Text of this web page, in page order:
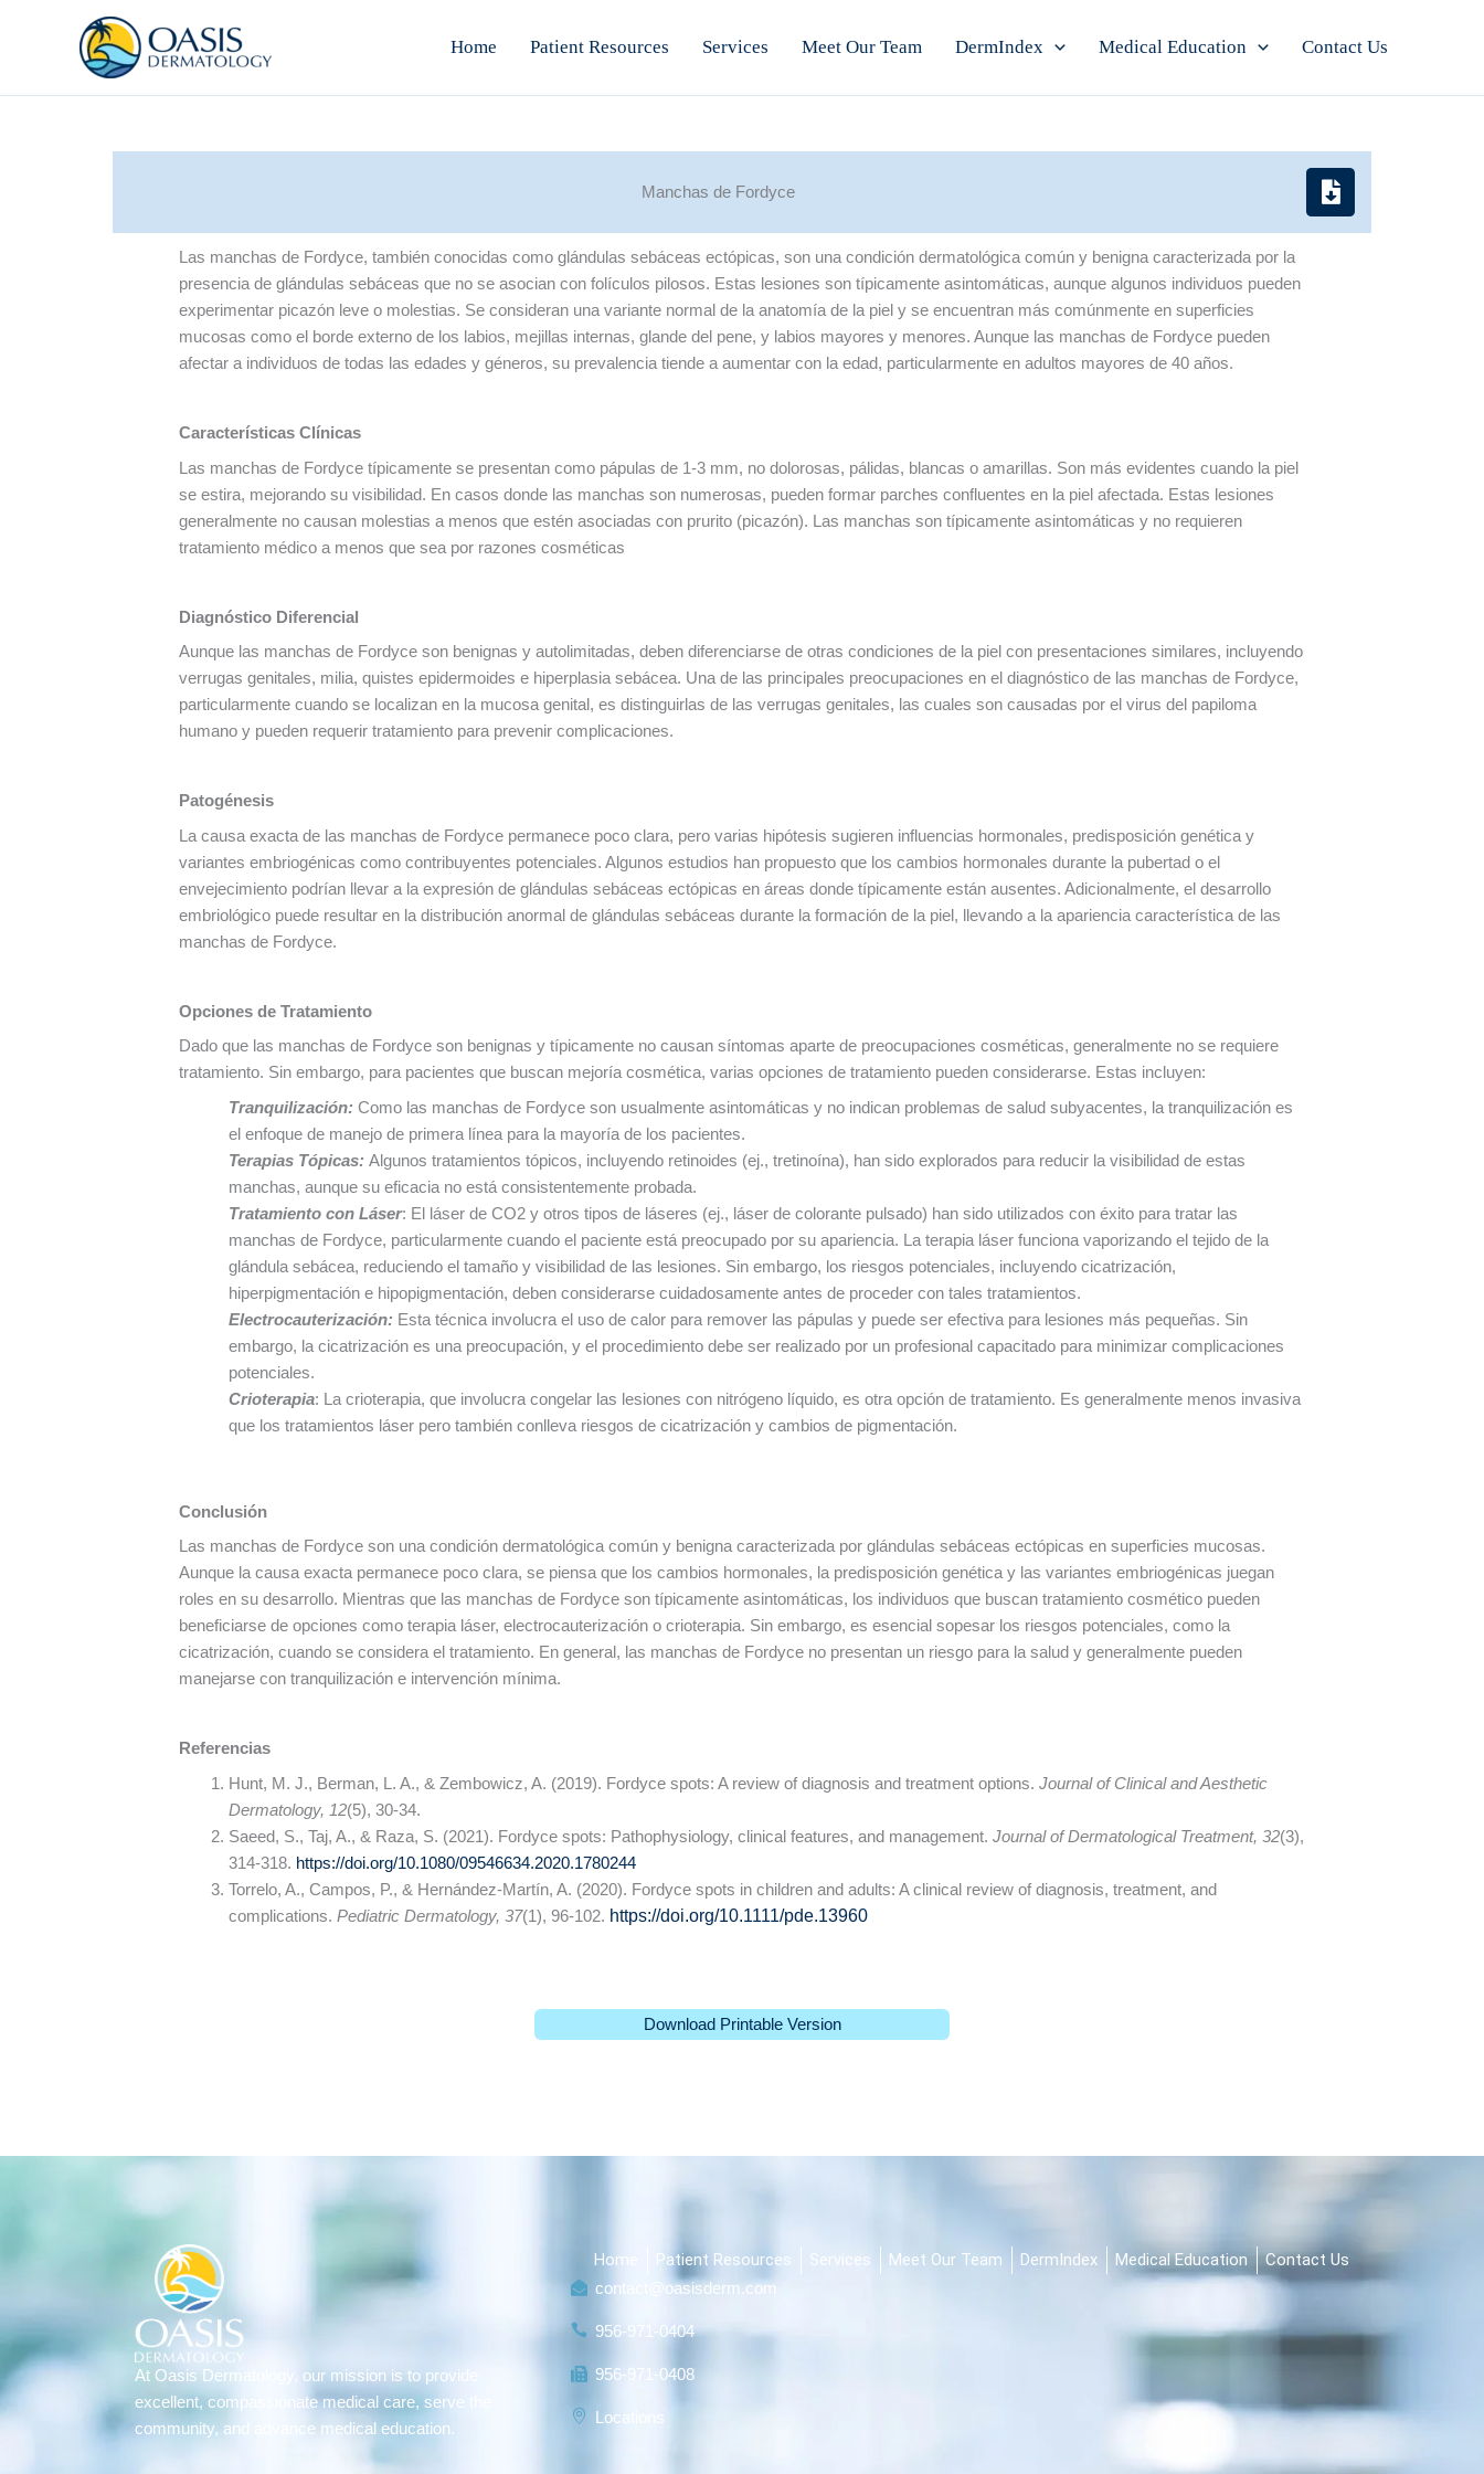
Home Patient Resources Services Meet Our Team DermIndex Medical Education Contact Us
Manchas de Fordyce
Las manchas de Fordyce, también conocidas como glándulas sebáceas ectópicas, son una condición dermatológica común y benigna caracterizada por la
presencia de glándulas sebáceas que no se asocian con folículos pilosos. Estas lesiones son típicamente asintomáticas, aunque algunos individuos pueden
experimentar picazón leve o molestias. Se consideran una variante normal de la anatomía de la piel y se encuentran más comúnmente en superficies
mucosas como el borde externo de los labios, mejillas internas, glande del pene, y labios mayores y menores. Aunque las manchas de Fordyce pueden
afectar a individuos de todas las edades y géneros, su prevalencia tiende a aumentar con la edad, particularmente en adultos mayores de 40 años.
Características Clínicas
Las manchas de Fordyce típicamente se presentan como pápulas de 1-3 mm, no dolorosas, pálidas, blancas o amarillas. Son más evidentes cuando la piel
se estira, mejorando su visibilidad. En casos donde las manchas son numerosas, pueden formar parches confluentes en la piel afectada. Estas lesiones
generalmente no causan molestias a menos que estén asociadas con prurito (picazón). Las manchas son típicamente asintomáticas y no requieren
tratamiento médico a menos que sea por razones cosméticas
Diagnóstico Diferencial
Aunque las manchas de Fordyce son benignas y autolimitadas, deben diferenciarse de otras condiciones de la piel con presentaciones similares, incluyendo
verrugas genitales, milia, quistes epidermoides e hiperplasia sebácea. Una de las principales preocupaciones en el diagnóstico de las manchas de Fordyce,
particularmente cuando se localizan en la mucosa genital, es distinguirlas de las verrugas genitales, las cuales son causadas por el virus del papiloma
humano y pueden requerir tratamiento para prevenir complicaciones.
Patogénesis
La causa exacta de las manchas de Fordyce permanece poco clara, pero varias hipótesis sugieren influencias hormonales, predisposición genética y
variantes embriogénicas como contribuyentes potenciales. Algunos estudios han propuesto que los cambios hormonales durante la pubertad o el
envejecimiento podrían llevar a la expresión de glándulas sebáceas ectópicas en áreas donde típicamente están ausentes. Adicionalmente, el desarrollo
embriológico puede resultar en la distribución anormal de glándulas sebáceas durante la formación de la piel, llevando a la apariencia característica de las
manchas de Fordyce.
Opciones de Tratamiento
Dado que las manchas de Fordyce son benignas y típicamente no causan síntomas aparte de preocupaciones cosméticas, generalmente no se requiere
tratamiento. Sin embargo, para pacientes que buscan mejoría cosmética, varias opciones de tratamiento pueden considerarse. Estas incluyen:
Tranquilización: Como las manchas de Fordyce son usualmente asintomáticas y no indican problemas de salud subyacentes, la tranquilización es
el enfoque de manejo de primera línea para la mayoría de los pacientes.
Terapias Tópicas: Algunos tratamientos tópicos, incluyendo retinoides (ej., tretinoína), han sido explorados para reducir la visibilidad de estas
manchas, aunque su eficacia no está consistentemente probada.
Tratamiento con Láser: El láser de CO2 y otros tipos de láseres (ej., láser de colorante pulsado) han sido utilizados con éxito para tratar las
manchas de Fordyce, particularmente cuando el paciente está preocupado por su apariencia. La terapia láser funciona vaporizando el tejido de la
glándula sebácea, reduciendo el tamaño y visibilidad de las lesiones. Sin embargo, los riesgos potenciales, incluyendo cicatrización,
hiperpigmentación e hipopigmentación, deben considerarse cuidadosamente antes de proceder con tales tratamientos.
Electrocauterización: Esta técnica involucra el uso de calor para remover las pápulas y puede ser efectiva para lesiones más pequeñas. Sin
embargo, la cicatrización es una preocupación, y el procedimiento debe ser realizado por un profesional capacitado para minimizar complicaciones
potenciales.
Crioterapia: La crioterapia, que involucra congelar las lesiones con nitrógeno líquido, es otra opción de tratamiento. Es generalmente menos invasiva
que los tratamientos láser pero también conlleva riesgos de cicatrización y cambios de pigmentación.
Conclusión
Las manchas de Fordyce son una condición dermatológica común y benigna caracterizada por glándulas sebáceas ectópicas en superficies mucosas.
Aunque la causa exacta permanece poco clara, se piensa que los cambios hormonales, la predisposición genética y las variantes embriogénicas juegan
roles en su desarrollo. Mientras que las manchas de Fordyce son típicamente asintomáticas, los individuos que buscan tratamiento cosmético pueden
beneficiarse de opciones como terapia láser, electrocauterización o crioterapia. Sin embargo, es esencial sopesar los riesgos potenciales, como la
cicatrización, cuando se considera el tratamiento. En general, las manchas de Fordyce no presentan un riesgo para la salud y generalmente pueden
manejarse con tranquilización e intervención mínima.
Referencias
Hunt, M. J., Berman, L. A., & Zembowicz, A. (2019). Fordyce spots: A review of diagnosis and treatment options. Journal of Clinical and Aesthetic
Dermatology, 12(5), 30-34.
Saeed, S., Taj, A., & Raza, S. (2021). Fordyce spots: Pathophysiology, clinical features, and management. Journal of Dermatological Treatment, 32(3),
314-318. https://doi.org/10.1080/09546634.2020.1780244
Torrelo, A., Campos, P., & Hernández-Martín, A. (2020). Fordyce spots in children and adults: A clinical review of diagnosis, treatment, and
complications. Pediatric Dermatology, 37(1), 96-102. https://doi.org/10.1111/pde.13960
Download Printable Version
At Oasis Dermatology, our mission is to provide
excellent, compassionate medical care, serve the
community, and advance medical education.
Home Patient Resources Services Meet Our Team DermIndex Medical Education Contact Us
contact@oasisderm.com
956-971-0404
956-971-0408
Locations